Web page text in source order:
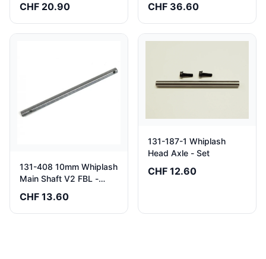
CHF 20.90 CHF 36.60
131-408 10mm Whiplash
Main Shaft V2 FBL -
CHF 13.60
131-187-1 Whiplash
Head Axle - Set
CHF 12.60